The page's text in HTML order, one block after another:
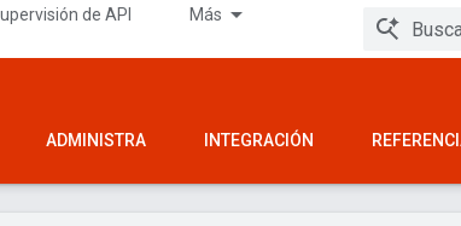
de API Más
ADMINISTRA INTEGRACIÓN